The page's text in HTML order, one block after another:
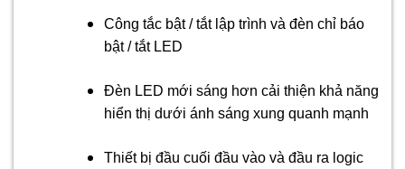
Công tắc bật / tắt lập trình và đèn chỉ báo
bật / tắt LED
Đèn LED mới sáng hơn cải thiện khả năng
hiển thị dưới ánh sáng xung quanh mạnh
Thiết bị đầu cuối đầu vào và đầu ra logic